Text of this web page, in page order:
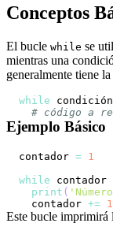
Conceptos
El bucle while se
mientras una
generalmente tiene
while condición
# código a
Ejemplo Básico
contador = 1
while contador
print (
  contador
+= 1
Este bucle imprimirá